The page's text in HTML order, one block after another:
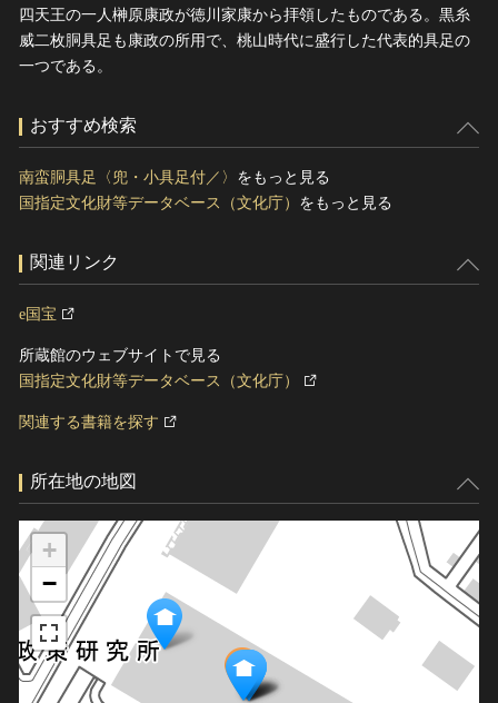
四天王の一人榊原康政が徳川家康から拝領したものである。黒糸
威二枚胴具足も康政の所用で、桃山時代に盛行した代表的具足の
一つである。
おすすめ検索
南蛮胴具足〈兜・小具足付／〉 をもっと見る
国指定文化財等データベース（文化庁） をもっと見る
関連リンク
e国宝
所蔵館のウェブサイトで見る
国指定文化財等データベース（文化庁）
関連する書籍を探す
所在地の地図
+
−